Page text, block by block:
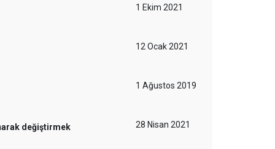
1 Ekim 2021
12 Ocak 2021
1 Ağustos 2019
değiştirmek
28 Nisan 2021